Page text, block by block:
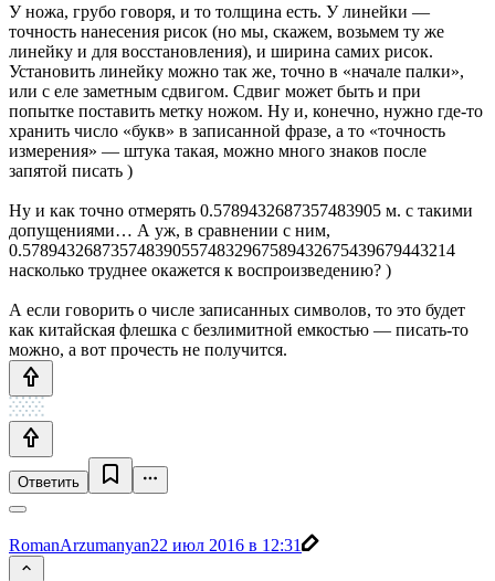
У ножа, грубо говоря, и то толщина есть. У линейки —
точность нанесения рисок (но мы, скажем, возьмем ту же
линейку и для восстановления), и ширина самих рисок.
Установить линейку можно так же, точно в «начале палки»,
или с еле заметным сдвигом. Сдвиг может быть и при
попытке поставить метку ножом. Ну и, конечно, нужно где-то
хранить число «букв» в записанной фразе, а то «точность
измерения» — штука такая, можно много знаков после
запятой писать )
Ну и как точно отмерять 0.5789432687357483905 м. с такими
допущениями… А уж, в сравнении с ним,
0.5789432687357483905574832967589432675439679443214
насколько труднее окажется к воспроизведению? )
А если говорить о числе записанных символов, то это будет
как китайская флешка с безлимитной емкостью — писать-то
можно, а вот прочесть не получится.
Ответить
RomanArzumanyan22 июл 2016 в 12:31